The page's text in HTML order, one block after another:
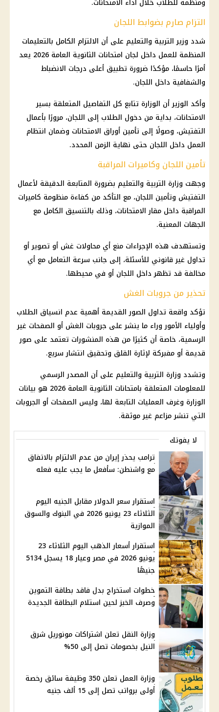
التزام صارم بضوابط اللجان
شدد وزير التربية والتعليم على أن الالتزام الكامل بالتعليمات
المنظمة للعمل داخل لجان امتحانات الثانوية العامة 2026
يعد
أمرًا حاسمًا، مؤكدًا ضرورة تطبيق أعلى درجات الانضباط
والشفافية داخل اللجان.
وأكد الوزير أن الوزارة تتابع كل التفاصيل المتعلقة بسير
الامتحانات، بداية من دخول الطلاب إلى اللجان، مرورًا بأعمال
التفتيش، وصولًا إلى تأمين أوراق الامتحانات وضمان انتظام
العمل داخل اللجان حتى نهاية الزمن المحدد.
تأمين اللجان وكاميرات المراقبة
وجهت وزارة التربية والتعليم بضرورة المتابعة الدقيقة لأعمال
التفتيش وتأمين اللجان، مع التأكد من كفاءة منظومة كاميرات
المراقبة داخل مقار الامتحانات، وذلك بالتنسيق الكامل مع
الجهات المعنية.
وتستهدف هذه الإجراءات منع أي محاولات غش أو تصوير أو
تداول غير قانوني للأسئلة، إلى جانب سرعة التعامل مع أي
مخالفة قد تظهر داخل اللجان أو في محيطها.
تحذير من جروبات الغش
تؤكد واقعة تداول الصور القديمة أهمية عدم انسياق الطلاب
وأولياء الأمور وراء ما ينشر على جروبات الغش أو الصفحات غير
الرسمية، خاصة أن كثيرًا من هذه المنشورات تعتمد على صور
قديمة أو مفبركة لإثارة القلق وتحقيق انتشار سريع.
وتشدد وزارة التربية والتعليم على أن المصدر الرسمي
للمعلومات المتعلقة بامتحانات الثانوية العامة 2026
هو بيانات
الوزارة وغرف العمليات التابعة لها، وليس الصفحات أو الجروبات
التي تنشر مزاعم غير موثقة.
لا يفوتك
ترامب يحذر إيران من عدم الالتزام بالاتفاق
مع واشنطن: سأفعل ما يجب عليه فعله
استقرار سعر الدولار مقابل الجنيه اليوم
الثلاثاء 23 يونيو 2026 في البنوك والسوق
الموازية
استقرار أسعار الذهب اليوم الثلاثاء 23
يونيو 2026 في مصر وعيار 18 يسجل 5134
جنيهًا
خطوات استخراج بدل فاقد بطاقة التموين
وصرف الخبز لحين استلام البطاقة الجديدة
وزارة النقل تعلن اشتراكات مونوريل شرق
النيل بخصومات تصل إلى 50%
وزارة العمل تعلن 350 وظيفة سائق رخصة
أولى برواتب تصل إلى 15 ألف جنيه